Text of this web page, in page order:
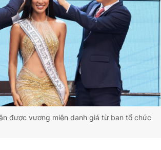
được vương miện danh giá từ ban tổ chức